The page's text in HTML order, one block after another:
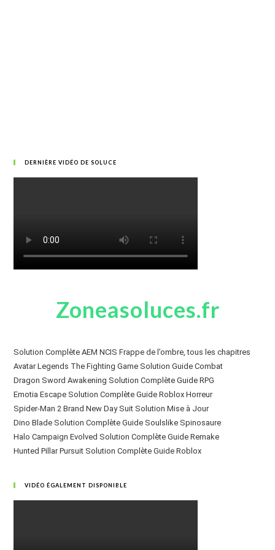
DERNIÈRE VIDÉO DE SOLUCE
Zoneasoluces.fr
Solution Complète AEM NCIS Frappe de l’ombre, tous les chapitres
Avatar Legends The Fighting Game Solution Guide Combat
Dragon Sword Awakening Solution Complète Guide RPG
Emotia Escape Solution Complète Guide Roblox Horreur
Spider-Man 2 Brand New Day Suit Solution Mise à Jour
Dino Blade Solution Complète Guide Soulslike Spinosaure
Halo Campaign Evolved Solution Complète Guide Remake
Hunted Pillar Pursuit Solution Complète Guide Roblox
VIDÉO ÉGALEMENT DISPONIBLE